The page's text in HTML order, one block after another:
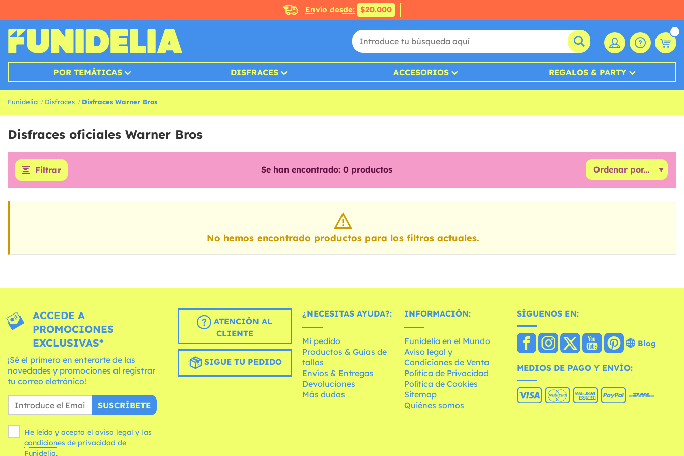
Envío desde: $20.000
POR TEMÁTICAS DISFRACES ACCESORIOS REGALOS & PARTY
Funidelia Disfraces Disfraces Warner Bros
Disfraces oficiales Warner Bros
Filtrar Se han encontrado: 0 productos
No hemos encontrado productos para los filtros actuales.
ACCEDE A
PROMOCIONES
EXCLUSIVAS*
¡Sé el primero en enterarte de las
novedades y promociones al registrar
tu correo eletrónico!
SUSCRÍBETE
He leído y acepto el aviso legal y las
condiciones
Funidelia.
ATENCIÓN AL
CLIENTE
SIGUE TU PEDIDO
¿NECESITAS AYUDA?:
Mi pedido
Productos & Guías de
tallas
Envíos & Entregas
Devoluciones
Más dudas
INFORMACIÓN:
Funidelia en el Mundo
Aviso legal y
Condiciones de Venta
Política de Privacidad
Política de Cookies
Sitemap
Quiénes somos
SÍGUENOS EN:
Blog
MEDIOS DE PAGO Y ENVÍO: